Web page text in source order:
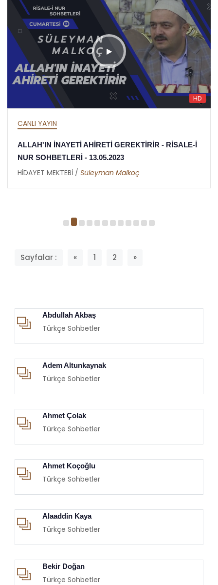
HD
CANLI YAYIN
ALLAH'IN İNAYETİ AHİRETİ GEREKTİRİR - RİSALE-İ
NUR SOHBETLERİ - 13.05.2023
HİDAYET MEKTEBİ / Süleyman Malkoç
Sayfalar : « 1 2 »
Abdullah Akbaş
Türkçe Sohbetler
Adem Altunkaynak
Türkçe Sohbetler
Ahmet Çolak
Türkçe Sohbetler
Ahmet Koçoğlu
Türkçe Sohbetler
Alaaddin Kaya
Türkçe Sohbetler
Bekir Doğan
Türkçe Sohbetler